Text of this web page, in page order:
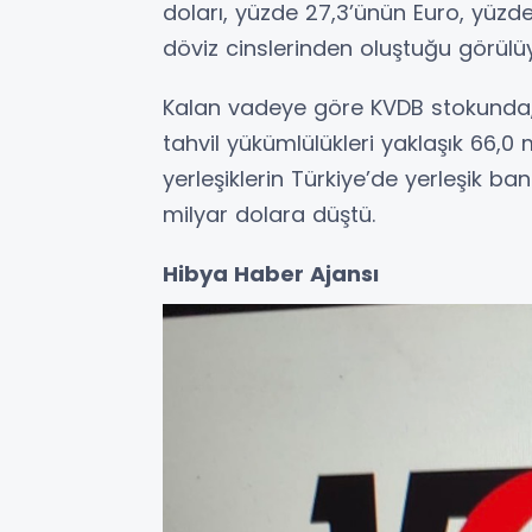
doları, yüzde 27,3’ünün Euro,
döviz cinslerinden oluştuğu
Kalan vadeye göre KVDB
tahvil yükümlülükleri yaklaşık 66,0
yerleşiklerin Türkiye’de yerleşik
milyar dolara düştü.
Hibya Haber Ajansı